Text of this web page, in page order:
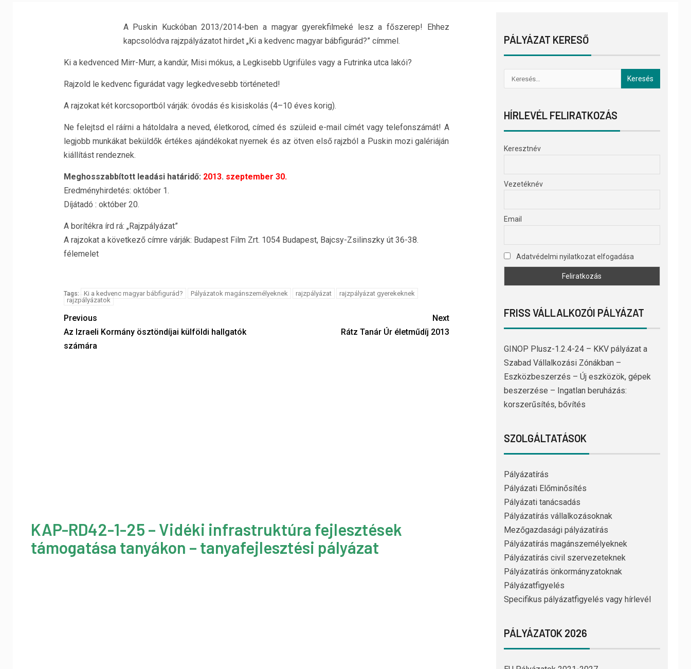
A Puskin Kuckóban 2013/2014-ben a magyar gyerekfilmeké lesz a főszerep! Ehhez
kapcsolódva rajzpályázatot hirdet „Ki a kedvenc magyar bábfigurád?” címmel.
Ki a kedvenced Mirr-Murr, a kandúr, Misi mókus, a Legkisebb Ugrifüles vagy a Futrinka utca lakói?
Rajzold le kedvenc figurádat vagy legkedvesebb történeted!
A rajzokat két korcsoportból várják: óvodás és kisiskolás (4–10 éves korig).
Ne felejtsd el ráírni a hátoldalra a neved, életkorod, címed és szüleid e-mail címét vagy telefonszámát! A
legjobb munkákat beküldők értékes ajándékokat nyernek és az ötven első rajzból a Puskin mozi galériáján
kiállítást rendeznek.
Meghosszabbított leadási határidő: 2013. szeptember 30.
Eredményhirdetés: október 1.
Díjátadó : október 20.
A borítékra írd rá: „Rajzpályázat”
A rajzokat a következő címre várják: Budapest Film Zrt. 1054 Budapest, Bajcsy-Zsilinszky út 36-38.
félemelet
Tags: Ki a kedvenc magyar bábfigurád? Pályázatok magánszemélyeknek rajzpályázat
rajzpályázat gyerekeknek
rajzpályázatok
Previous
Az Izraeli Kormány ösztöndíjai külföldi hallgatók
számára
Next
Rátz Tanár Úr életműdíj 2013
KAP-RD42-1-25 – Vidéki infrastruktúra fejlesztések
támogatása tanyákon – tanyafejlesztési pályázat
PÁLYÁZAT KERESŐ
HÍRLEVÉL FELIRATKOZÁS
Keresztnév
Vezetéknév
Email
Adatvédelmi nyilatkozat elfogadása
FRISS VÁLLALKOZÓI PÁLYÁZAT
GINOP Plusz-1.2.4-24 – KKV pályázat a
Szabad Vállalkozási Zónákban –
Eszközbeszerzés – Új eszközök, gépek
beszerzése – Ingatlan beruházás:
korszerűsítés, bővítés
SZOLGÁLTATÁSOK
Pályázatírás
Pályázati Előminősítés
Pályázati tanácsadás
Pályázatírás vállalkozásoknak
Mezőgazdasági pályázatírás
Pályázatírás magánszemélyeknek
Pályázatírás civil szervezeteknek
Pályázatírás önkormányzatoknak
Pályázatfigyelés
Specifikus pályázatfigyelés vagy hírlevél
PÁLYÁZATOK 2026